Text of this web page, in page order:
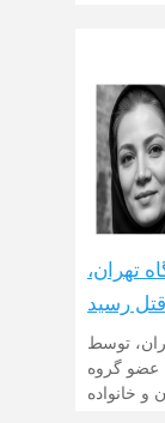
تهران،
رسید
توسط
عضو گروه
و خانواده